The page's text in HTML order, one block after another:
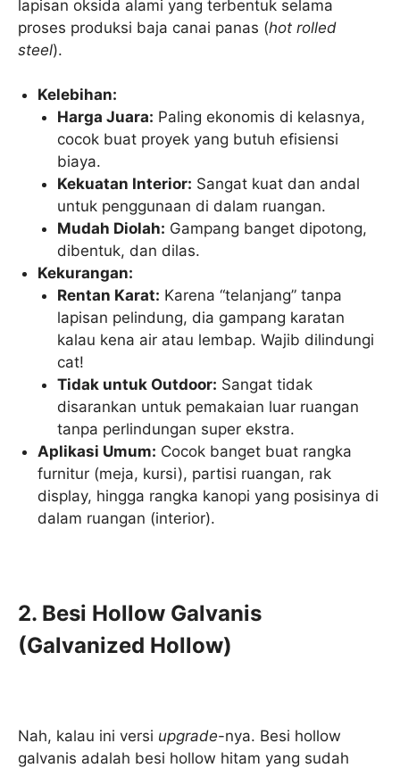
lapisan oksida alami yang terbentuk selama
proses produksi baja canai panas (hot rolled
steel).
Kelebihan:
Harga Juara: Paling ekonomis di kelasnya,
cocok buat proyek yang butuh efisiensi
biaya.
Kekuatan Interior: Sangat kuat dan andal
untuk penggunaan di dalam ruangan.
Mudah Diolah: Gampang banget dipotong,
dibentuk, dan dilas.
Kekurangan:
Rentan Karat: Karena “telanjang” tanpa
lapisan pelindung, dia gampang karatan
kalau kena air atau lembap. Wajib dilindungi
cat!
Tidak untuk Outdoor: Sangat tidak
disarankan untuk pemakaian luar ruangan
tanpa perlindungan super ekstra.
Aplikasi Umum: Cocok banget buat rangka
furnitur (meja, kursi), partisi ruangan, rak
display, hingga rangka kanopi yang posisinya di
dalam ruangan (interior).
2. Besi Hollow Galvanis
(Galvanized Hollow)
Nah, kalau ini versi upgrade-nya. Besi hollow
galvanis adalah besi hollow hitam yang sudah